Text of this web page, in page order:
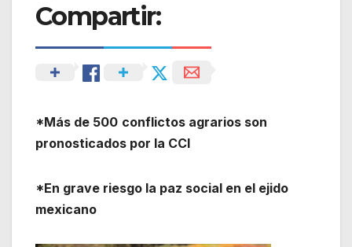
Compartir:
*Más de 500 conflictos agrarios son
pronosticados por la CCI
*En grave riesgo la paz social en el ejido
mexicano